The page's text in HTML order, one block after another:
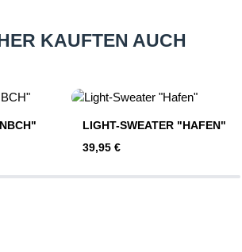
KAUFTEN AUCH
LIGHT-SWEATER "HAFEN"
Regulärer Preis:
39,95 €